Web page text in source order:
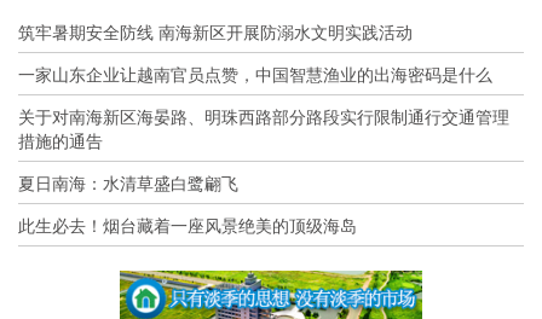
筑牢暑期安全防线 南海新区开展防溺水文明实践活动
一家山东企业让越南官员点赞，中国智慧渔业的出海密码是什么
关于对南海新区海晏路、明珠西路部分路段实行限制通行交通管理
措施的通告
夏日南海：水清草盛白鹭翩飞
此生必去！烟台藏着一座风景绝美的顶级海岛